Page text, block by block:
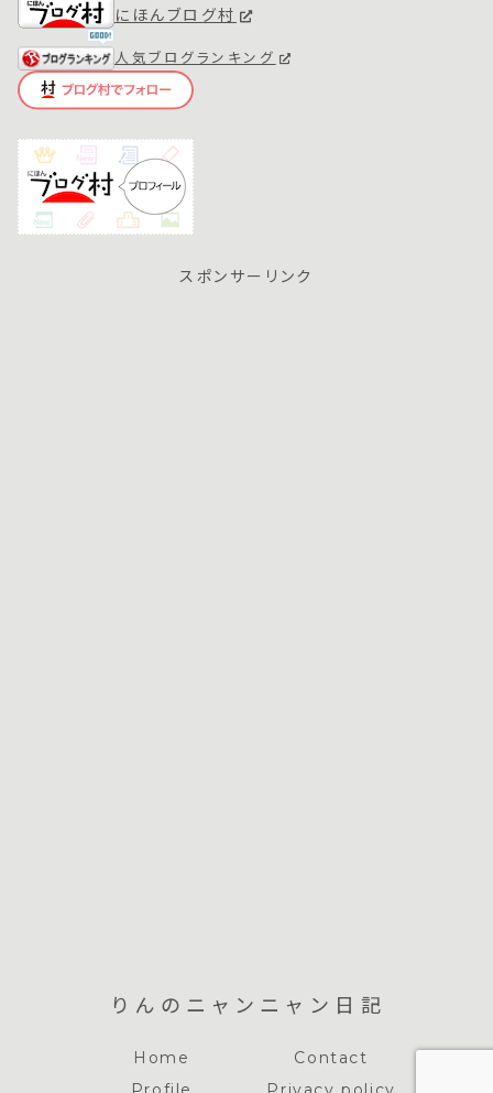
にほんブログ村
人気ブログランキング
スポンサーリンク
りんのニャンニャン日記
Home
Contact